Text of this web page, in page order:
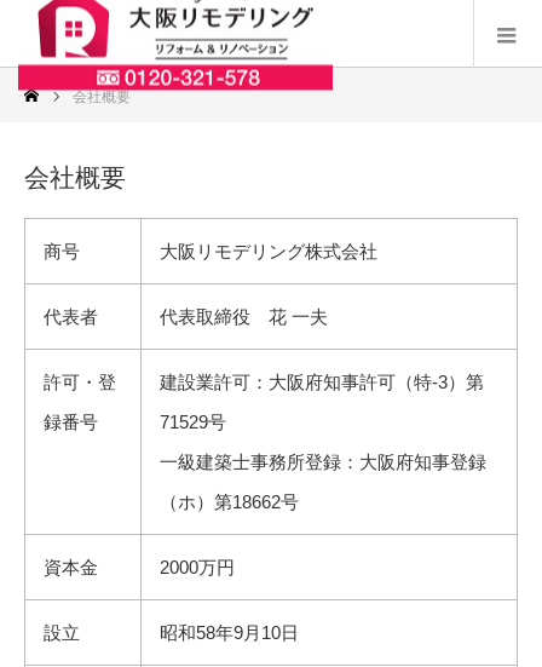
会社概要
会社概要
商号 大阪リモデリング株式会社
代表者 代表取締役 花 一夫
許可・登
録番号
建設業許可：大阪府知事許可（特-3）第
71529号
一級建築士事務所登録：大阪府知事登録
（ホ）第18662号
資本金 2000万円
設立 昭和58年9月10日